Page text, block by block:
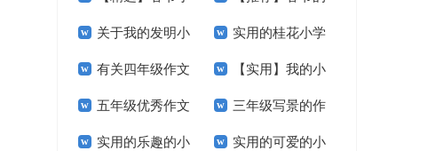
学作文汇编7篇 小学作文三篇
关于我的发明小
学作文三篇
实用的桂花小学
作文4篇
有关四年级作文
300字5篇
【实用】我的小
学作文3篇
五年级优秀作文
汇总五篇
三年级写景的作
文
实用的乐趣的小 实用的可爱的小